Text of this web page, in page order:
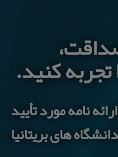
کنید.
نامه مورد تأیید
های بریتانیا